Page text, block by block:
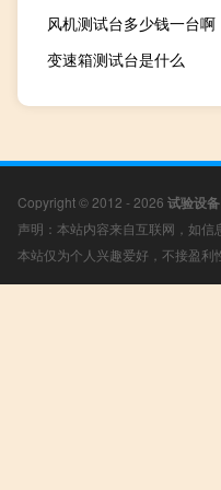
风机测试台多少钱一台啊
变速箱测试台是什么
Copyright © 2012 - 2026 试验设
声明：本站内容来自互联网，如
本站仅为个人兴趣爱好，不接盈利